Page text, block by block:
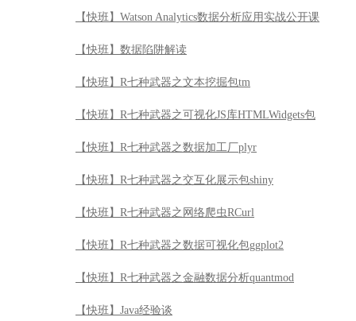
【快班】Watson Analytics数据分析应用实战公开课
【快班】数据陷阱解读
【快班】R七种武器之文本挖掘包tm
【快班】R七种武器之可视化JS库HTMLWidgets包
【快班】R七种武器之数据加工厂plyr
【快班】R七种武器之交互化展示包shiny
【快班】R七种武器之网络爬虫RCurl
【快班】R七种武器之数据可视化包ggplot2
【快班】R七种武器之金融数据分析quantmod
【快班】Java经验谈